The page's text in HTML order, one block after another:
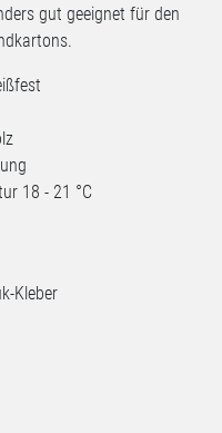
gut geeignet für den
18 - 21 °C
Kleber